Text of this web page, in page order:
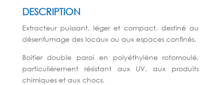
DESCRIPTION
Extracteur puissant, léger et compact, destiné au
désenfumage des locaux ou aux espaces confinés.
Boitier double paroi en polyéthylène rotomoulé,
particulièrement résistant aux UV, aux produits
chimiques et aux chocs.